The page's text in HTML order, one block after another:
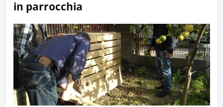
in parrocchia